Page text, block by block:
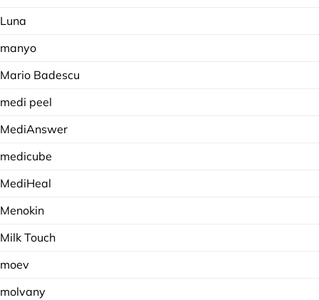
Luna
manyo
Mario Badescu
medi peel
MediAnswer
medicube
MediHeal
Menokin
Milk Touch
moev
molvany